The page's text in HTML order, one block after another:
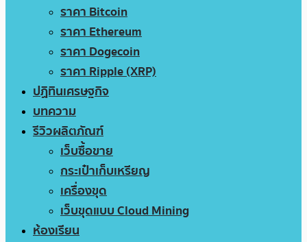
ราคา Bitcoin
ราคา Ethereum
ราคา Dogecoin
ราคา Ripple (XRP)
ปฏิทินเศรษฐกิจ
บทความ
รีวิวผลิตภัณฑ์
เว็บซื้อขาย
กระเป๋าเก็บเหรียญ
เครื่องขุด
เว็บขุดแบบ Cloud Mining
ห้องเรียน